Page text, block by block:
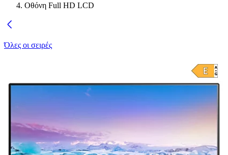
Οθόνη Full HD LCD
Όλες οι σειρές